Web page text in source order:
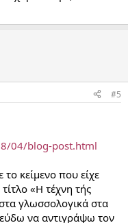
#5
04/blog-post.html
κείμενο που είχε
«Η τέχνη τής
γλωσσολογικά στα
να αντιγράψω τον